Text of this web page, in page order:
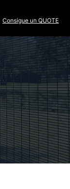
Consigue un QUOTE